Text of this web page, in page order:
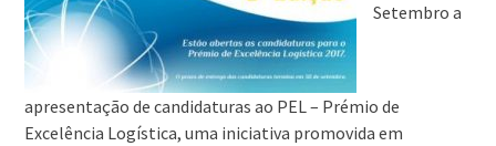
Setembro a
apresentação de candidaturas ao PEL – Prémio de
Excelência Logística, uma iniciativa promovida em